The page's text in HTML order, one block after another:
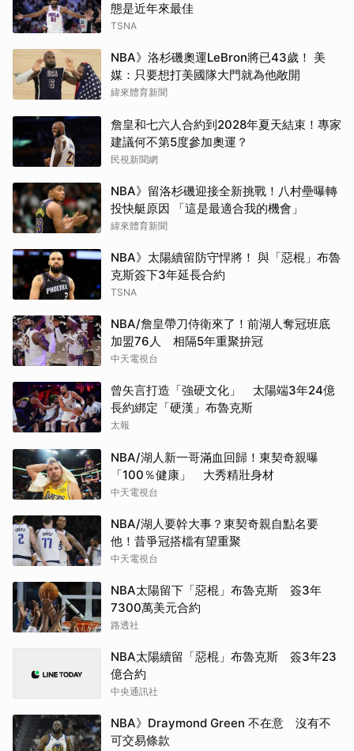
態是近年來最佳
TSNA
NBA》洛杉磯奧運LeBron將已43歲！ 美
媒：只要想打美國隊大門就為他敞開
緯來體育新聞
詹皇和七六人合約到2028年夏天結束！專家
建議何不第5度參加奧運？
民視新聞網
NBA》留洛杉磯迎接全新挑戰！八村壘曝轉
投快艇原因 「這是最適合我的機會」
緯來體育新聞
NBA》太陽續留防守悍將！ 與「惡棍」布魯
克斯簽下3年延長合約
TSNA
NBA/詹皇帶刀侍衛來了！前湖人奪冠班底
加盟76人 相隔5年重聚拚冠
中天電視台
曾矢言打造「強硬文化」 太陽端3年24億
長約綁定「硬漢」布魯克斯
太報
NBA/湖人新一哥滿血回歸！東契奇親曝
「100％健康」 大秀精壯身材
中天電視台
NBA/湖人要幹大事？東契奇親自點名要
他！昔爭冠搭檔有望重聚
中天電視台
NBA太陽留下「惡棍」布魯克斯 簽3年
7300萬美元合約
路透社
NBA太陽續留「惡棍」布魯克斯 簽3年23
億合約
中央通訊社
NBA》Draymond Green 不在意 沒有不
可交易條款